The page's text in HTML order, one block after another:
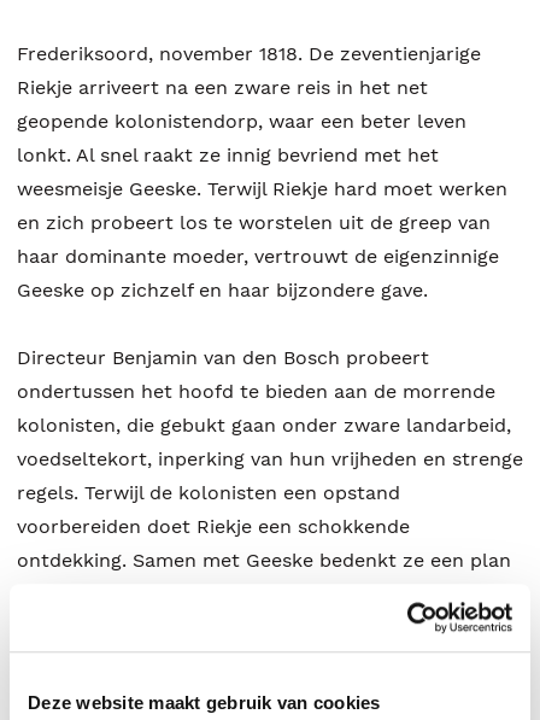
Deze website maakt gebruik van cookies
Frederiksoord, november 1818. De zeventienjarige
Riekje arriveert na een zware reis in het net
geopende kolonistendorp, waar een beter leven
lonkt. Al snel raakt ze innig bevriend met het
weesmeisje Geeske. Terwijl Riekje hard moet werken
en zich probeert los te worstelen uit de greep van
haar dominante moeder, vertrouwt de eigenzinnige
Geeske op zichzelf en haar bijzondere gave.
Directeur Benjamin van den Bosch probeert
ondertussen het hoofd te bieden aan de morrende
kolonisten, die gebukt gaan onder zware landarbeid,
voedseltekort, inperking van hun vrijheden en strenge
regels. Terwijl de kolonisten een opstand
voorbereiden doet Riekje een schokkende
ontdekking. Samen met Geeske bedenkt ze een plan
Patrica Snel brengt de geschiedenis van